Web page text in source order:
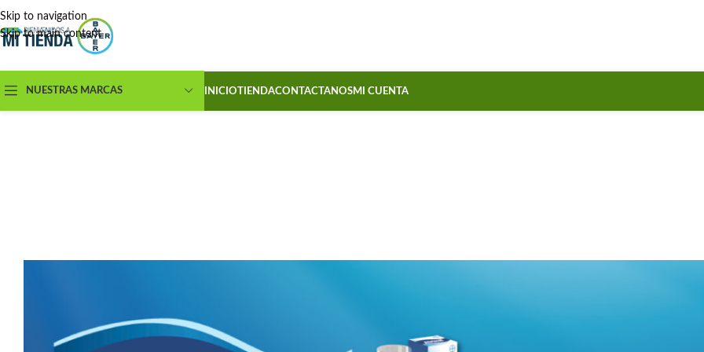
Skip to navigation
Skip to main content
NUESTRAS MARCAS INICIOTIENDACONTACTANOSMI CUENTA